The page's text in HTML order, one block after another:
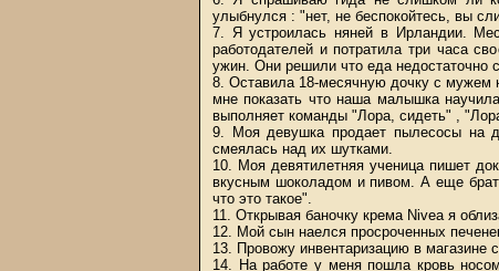
улыбнулся : "нет, не беспокойтесь, вы
7. Я устроилась няней в Ирландии.
работодателей и потратила три часа
ужин. Они решили что еда недостаточно
8. Оставила 18-месячную дочку с мужем
мне показать что наша малышка
выполняет команды "Лора, сидеть" ,
9. Моя девушка продает пылесосы на
смеялась над их шутками.
10. Моя девятилетняя ученица пишет
вкусным шоколадом и пивом. А еще
что это такое".
11. Открывая баночку крема Nivea я
12. Мой сын наелся просроченных
13. Провожу инвентаризацию в магазине
14. На работе у меня пошла кровь